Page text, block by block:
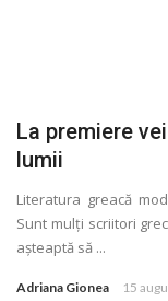
La premiere
lumii
Literatura greacă
Sunt mulţi scriitori
așteaptă să ...
Adriana Gionea 15